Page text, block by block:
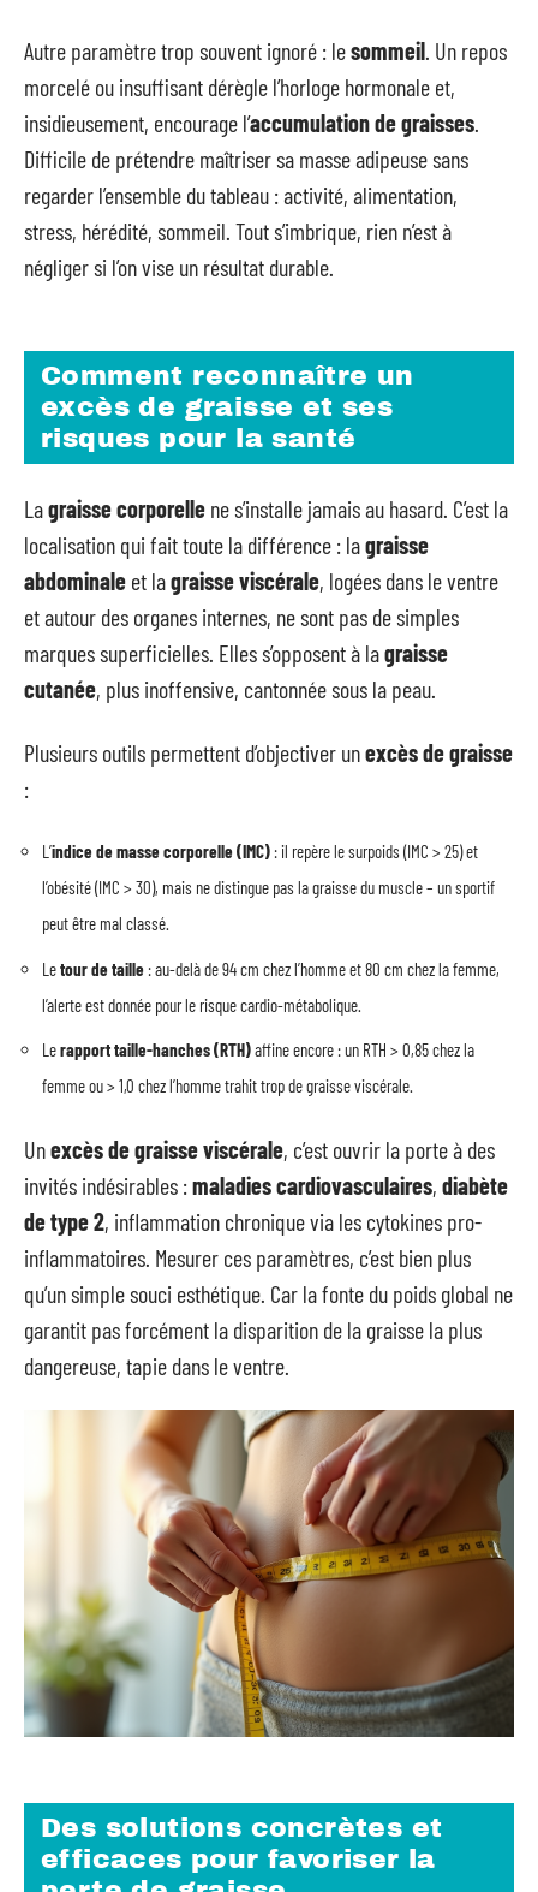
Autre paramètre trop souvent ignoré : lesommeil. Un repos
morcelé ou insuffisant dérègle l’horloge hormonale et,
insidieusement, encourage l’accumulation de graisses.
Difficile de prétendre maîtriser sa masse adipeuse sans
regarder l’ensemble du tableau : activité, alimentation,
stress, hérédité, sommeil. Tout s’imbrique, rien n’est à
négliger si l’on vise un résultat durable.
Comment reconnaître un
excès de graisse et ses
risques pour la santé
Lagraisse corporelle ne s’installe jamais au hasard. C’est la
localisation qui fait toute la différence : lagraisse
abdominale et lagraisse viscérale, logées dans le ventre
et autour des organes internes, ne sont pas de simples
marques superficielles. Elles s’opposent à lagraisse
cutanée, plus inoffensive, cantonnée sous la peau.
Plusieurs outils permettent d’objectiver unexcès de graisse
:
L’indice de masse corporelle (IMC) : il repère le surpoids (IMC > 25) et
l’obésité (IMC > 30), mais ne distingue pas la graisse du muscle – un sportif
peut être mal classé.
Letour de taille : au-delà de 94 cm chez l’homme et 80 cm chez la femme,
l’alerte est donnée pour le risque cardio-métabolique.
Lerapport taille-hanches (RTH)affine encore : un RTH > 0,85 chez la
femme ou > 1,0 chez l’homme trahit trop de graisse viscérale.
Unexcès de graisse viscérale, c’est ouvrir la porte à des
invités indésirables :maladies cardiovasculaires, diabète
de type 2, inflammation chronique via les cytokines pro-
inflammatoires. Mesurer ces paramètres, c’est bien plus
qu’un simple souci esthétique. Car la fonte du poids global ne
garantit pas forcément la disparition de la graisse la plus
dangereuse, tapie dans le ventre.
Des solutions concrètes et
efficaces pour favoriser la